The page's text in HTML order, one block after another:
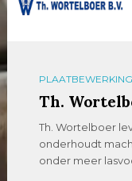
PLAATBEWERKING
GICOM
IJzersterk
veelzijdig
uitgebreid